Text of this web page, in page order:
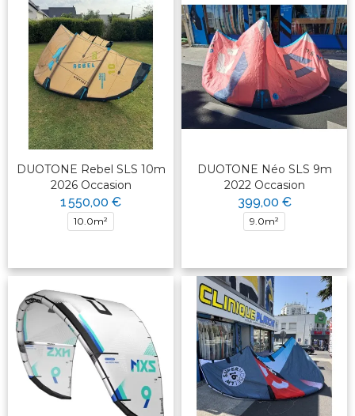
DUOTONE Rebel SLS 10m
2026 Occasion
1 550,00 €
10.0m²
DUOTONE Néo SLS 9m
2022 Occasion
399,00 €
9.0m²